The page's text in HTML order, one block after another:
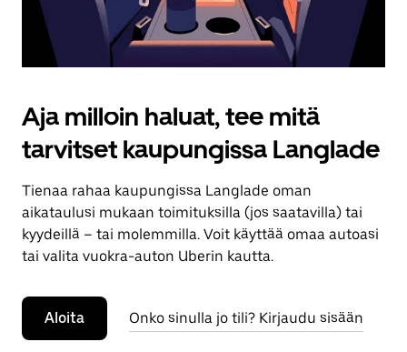
Aja milloin haluat, tee mitä
tarvitset kaupungissa Langlade
Tienaa rahaa kaupungissa Langlade oman
aikataulusi mukaan toimituksilla (jos saatavilla) tai
kyydeillä – tai molemmilla. Voit käyttää omaa autoasi
tai valita vuokra-auton Uberin kautta.
Aloita Onko sinulla jo tili? Kirjaudu sisään